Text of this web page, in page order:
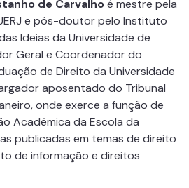
de Carvalhoé mestre pela
e pós-doutor pelo Instituto
Ideias da Universidade de
Geral e Coordenador do
de Direito da Universidade
aposentado do Tribunal
onde exerce a função de
Acadêmica da Escola da
publicadas em temas de direito
de informação e direitos